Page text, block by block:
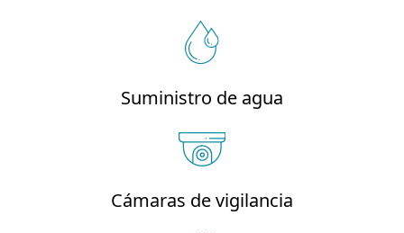
Suministro de agua
Cámaras de vigilancia